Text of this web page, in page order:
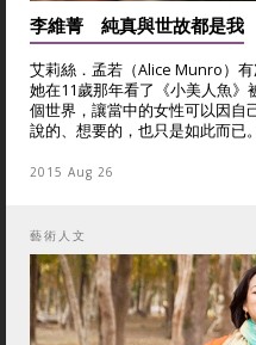
李維菁 純真與世故都是我
艾莉絲．孟若（Alice Munro）
她在11歲那年看了《小美人魚
個世界，讓當中的女性可以因自
說的、想要的，也只是如此而已
2015 Aug 26
藝術人文